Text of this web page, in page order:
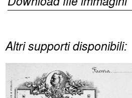
Altri supporti disponibili: